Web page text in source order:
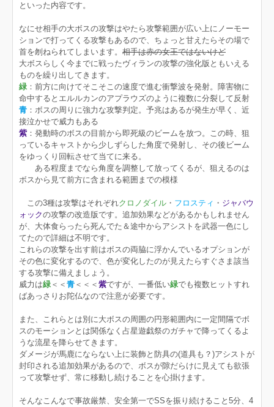
といった内容です。
なにせ相手の大ボスの攻撃はやたら攻撃範囲が広い上にノーモー
ションで打ってくる攻撃もあるので、ちょっと甘えたらその場で
首を刎ねられてしまいます。 相手は赤の女王ではないけど
大ボスらしく今までに戦ったヴィランの攻撃の強化版ともいえる
ものを繰り出してきます。
緑 ：前方に向けてそこそこの速度で進む衝撃波を発射。障害物に
命中するとエルルカンのアプラウズのように複数に分裂して反射
青 ：ボスの周りに強力な攻撃判定。予兆はあるが発生が早く、近
接泣かせで威力もある
紫 ：発動時のボスの目前から即死級のビームを放つ。この時、狙
っているキャストから少しずらした角度で発射し、その後ビーム
をゆっくり回転させて当てに来る。
ある程度までなら角度を調整して放ってくるが、狙えるのは
ボスから見て前方に含まれる範囲までの模様
この3種は攻撃はそれぞれクロノダイル ・ フロスティ ・ ジャバウ
ォックの攻撃の改造版です。追加効果などがあるかもしれません
が、大体食らったら死んでた＆途中からアシストを武器一色にし
てたので詳細は不明です。
これらの攻撃を出す前はボスの両脇に浮かんでいるオプションが
その色に変化するので、色が変化したのが見えたらすぐさま該当
する攻撃に備えましょう。
威力は緑 ＜＜ 青 ＜＜＜ 紫ですが、一番低い緑でも複数ヒットすれ
ばあっさりお陀仏なので注意が必要です。
また、これらとは別に大ボスの周囲の円形範囲内に一定間隔でボ
スのモーションとは関係なく占星遊戯祭のガチャで降ってくるよ
うな流星を降らせてきます。
ダメージが馬鹿にならない上に装飾と防具の(道具も？)アシストが
封印される追加効果があるので、ボスが隙だらけに見えても欲張
って攻撃せず、常に移動し続けることを心掛けます。
そんなこんなで事故厳禁、安全第一でSSを振り続けること5分、4